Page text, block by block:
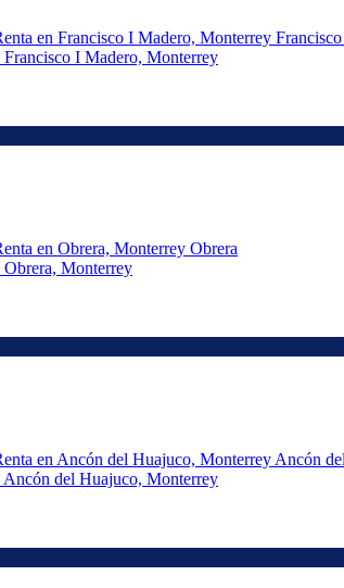
Francisco I Madero, Monterrey
Obrera, Monterrey
Ancón del Huajuco, Monterrey